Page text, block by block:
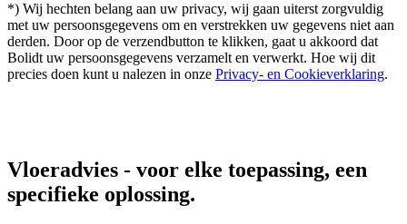
*) Wij hechten belang aan uw privacy, wij gaan uiterst zorgvuldig
met uw persoonsgegevens om en verstrekken uw gegevens niet aan
derden. Door op de verzendbutton te klikken, gaat u akkoord dat
Bolidt uw persoonsgegevens verzamelt en verwerkt. Hoe wij dit
precies doen kunt u nalezen in onze Privacy- en Cookieverklaring.
Vloeradvies - voor elke toepassing, een
specifieke oplossing.